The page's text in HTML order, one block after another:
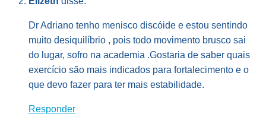
Dr Adriano tenho menisco discóide e estou sentindo
muito desiquilíbrio , pois todo movimento brusco sai
do lugar, sofro na academia .Gostaria de saber quais
exercício são mais indicados para fortalecimento e o
que devo fazer para ter mais estabilidade.
Responder